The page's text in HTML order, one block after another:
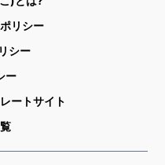
リシー
シー
ー
ートサイト